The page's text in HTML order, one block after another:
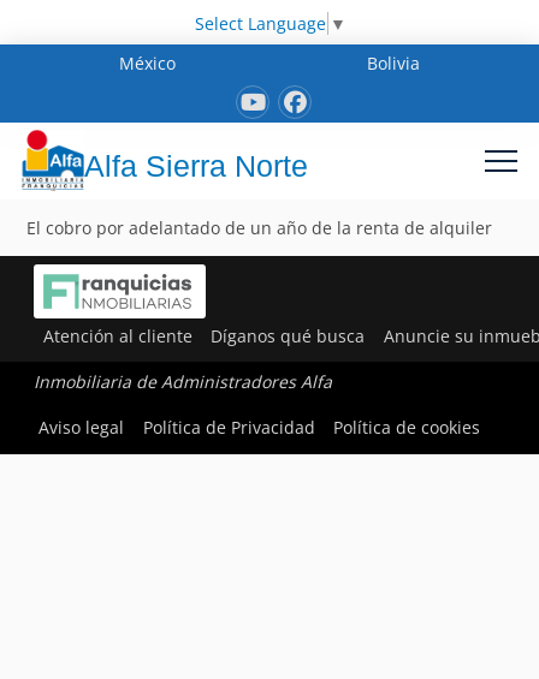
Select Language ▼
México
Bolivia
Alfa Sierra Norte
El cobro por adelantado de un año de la renta de alquiler
Atención al cliente Díganos qué busca Anuncie su
Inmobiliaria de Administradores Alfa
Aviso legal
Política de Privacidad Política de cookies